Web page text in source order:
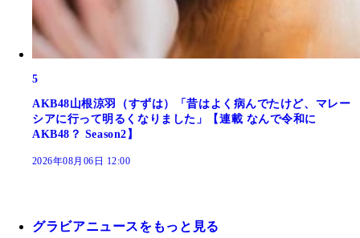
5
AKB48山根涼羽（すずは）「昔はよく病んでたけど、マレー
シアに行って明るくなりました」【連載 なんで令和に
AKB48？ Season2】
2026年08月06日 12:00
グラビアニュースをもっと見る